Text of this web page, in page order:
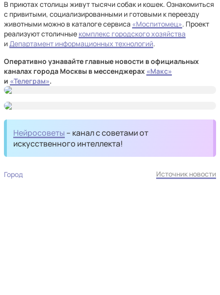
В приютах столицы живут тысячи собак и кошек. Ознакомиться
с привитыми, социализированными и готовыми к переезду
животными можно в каталоге сервиса «Моспитомец». Проект
реализуют столичные комплекс городского хозяйства
иДепартамент информационных технологий.
Оперативно узнавайте главные новости в официальных
каналах города Москвы в мессенджерах «Макс»
и «Телеграм».
Нейросоветы – канал с советами от
искусственного интеллекта!
Город Источник новости